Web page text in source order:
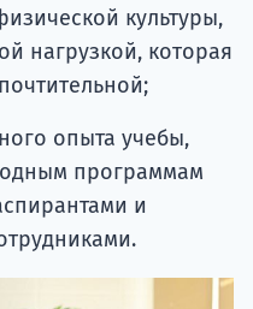
культуры,
нагрузкой, которая
опыта учебы,
программам
и